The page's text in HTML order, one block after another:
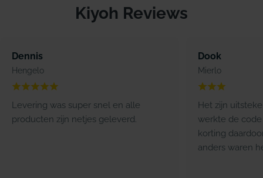
Kiyoh Reviews
Dennis
Hengelo
Levering was super snel en alle
producten zijn netjes geleverd.
Dook
Mierlo
Het zijn
werkte de code
korting
anders waren